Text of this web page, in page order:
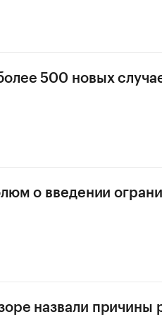
500 новых
о введении
назвали причины